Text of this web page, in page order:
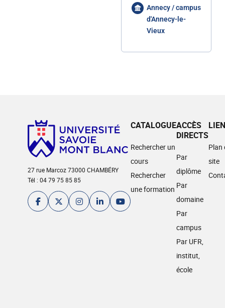
Annecy / campus
d'Annecy-le-
Vieux
27 rue Marcoz 73000 CHAMBÉRY
Tél : 04 79 75 85 85
CATALOGUE
Rechercher un
cours
Rechercher
une formation
ACCÈS
DIRECTS
Par
diplôme
Par
domaine
Par
campus
Par UFR,
institut,
école
Plan
site